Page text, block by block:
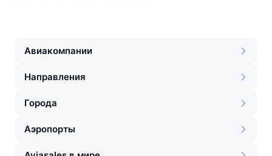
Авиакомпании
Направления
Города
Аэропорты